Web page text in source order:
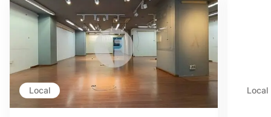
Local Local